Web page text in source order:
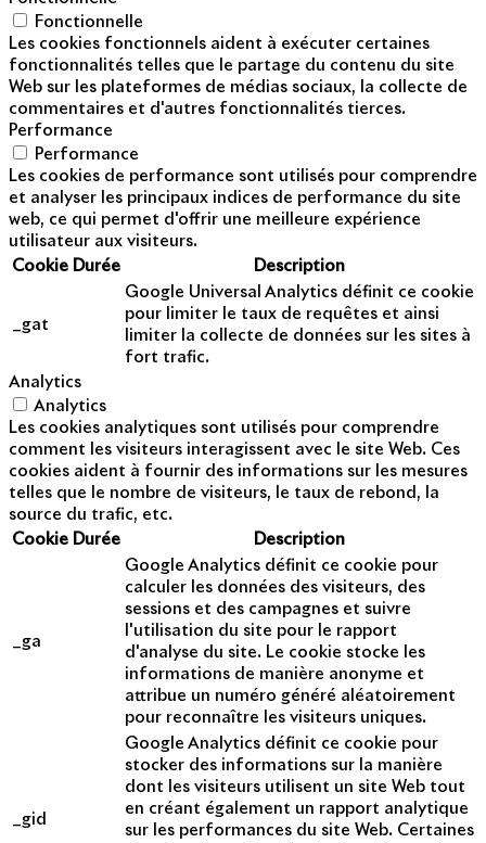
Fonctionnelle
Les cookies fonctionnels aident à exécuter certaines
fonctionnalités telles que le partage du contenu du site
Web sur les plateformes de médias sociaux, la collecte de
commentaires et d'autres fonctionnalités tierces.
Performance
Performance
Les cookies de performance sont utilisés pour comprendre
et analyser les principaux indices de performance du site
web, ce qui permet d'offrir une meilleure expérience
utilisateur aux visiteurs.
Cookie Durée Description
_gat
Google Universal Analytics définit ce cookie
pour limiter le taux de requêtes et ainsi
limiter la collecte de données sur les sites à
fort trafic.
Analytics
Analytics
Les cookies analytiques sont utilisés pour comprendre
comment les visiteurs interagissent avec le site Web. Ces
cookies aident à fournir des informations sur les mesures
telles que le nombre de visiteurs, le taux de rebond, la
source du trafic, etc.
Cookie Durée Description
_ga
Google Analytics définit ce cookie pour
calculer les données des visiteurs, des
sessions et des campagnes et suivre
l'utilisation du site pour le rapport
d'analyse du site. Le cookie stocke les
informations de manière anonyme et
attribue un numéro généré aléatoirement
pour reconnaître les visiteurs uniques.
_gid
Google Analytics définit ce cookie pour
stocker des informations sur la manière
dont les visiteurs utilisent un site Web tout
en créant également un rapport analytique
sur les performances du site Web. Certaines